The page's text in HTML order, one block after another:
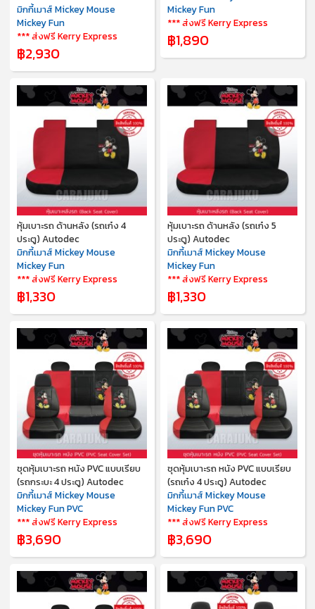
มิกกี้เมาส์ Mickey Mouse
Mickey Fun
*** ส่งฟรี Kerry Express
฿2,930
Mickey Fun
*** ส่งฟรี Kerry Express
฿1,890
หุ้มเบาะรถ ด้านหลัง (รถเก๋ง 4
ประตู) Autodec
มิกกี้เมาส์ Mickey Mouse
Mickey Fun
*** ส่งฟรี Kerry Express
฿1,330
หุ้มเบาะรถ ด้านหลัง (รถเก๋ง 5
ประตู) Autodec
มิกกี้เมาส์ Mickey Mouse
Mickey Fun
*** ส่งฟรี Kerry Express
฿1,330
ชุดหุ้มเบาะรถ หนัง PVC แบบเรียบ
(รถกระบะ 4 ประตู) Autodec
มิกกี้เมาส์ Mickey Mouse
Mickey Fun PVC
*** ส่งฟรี Kerry Express
฿3,690
ชุดหุ้มเบาะรถ หนัง PVC แบบเรียบ
(รถเก๋ง 4 ประตู) Autodec
มิกกี้เมาส์ Mickey Mouse
Mickey Fun PVC
*** ส่งฟรี Kerry Express
฿3,690